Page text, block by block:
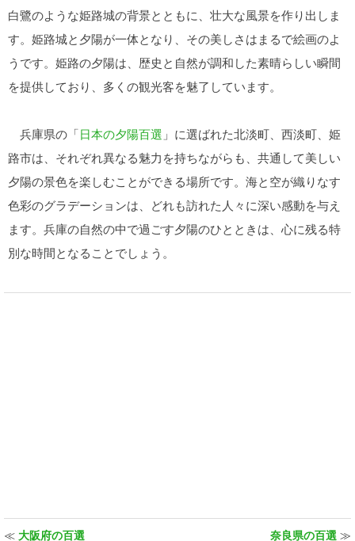
白鷺のような姫路城の背景とともに、壮大な風景を作り出しま
す。姫路城と夕陽が一体となり、その美しさはまるで絵画のよ
うです。姫路の夕陽は、歴史と自然が調和した素晴らしい瞬間
を提供しており、多くの観光客を魅了しています。
兵庫県の「日本の夕陽百選 」に選ばれた北淡町、西淡町、姫
路市は、それぞれ異なる魅力を持ちながらも、共通して美しい
夕陽の景色を楽しむことができる場所です。海と空が織りなす
色彩のグラデーションは、どれも訪れた人々に深い感動を与え
ます。兵庫の自然の中で過ごす夕陽のひとときは、心に残る特
別な時間となることでしょう。
≪ 大阪府の百選 奈良県の百選 ≫